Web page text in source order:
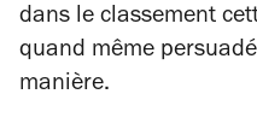
dans le classement
quand même
manière.